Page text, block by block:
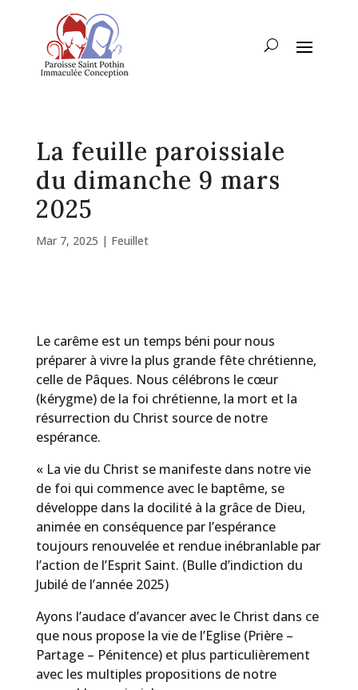
La feuille paroissiale
du dimanche 9 mars
2025
Mar 7, 2025 | Feuillet
Le carême est un temps béni pour nous
préparer à vivre la plus grande fête chrétienne,
celle de Pâques. Nous célébrons le cœur
(kérygme) de la foi chrétienne, la mort et la
résurrection du Christ source de notre
espérance.
« La vie du Christ se manifeste dans notre vie
de foi qui commence avec le baptême, se
développe dans la docilité à la grâce de Dieu,
animée en conséquence par l’espérance
toujours renouvelée et rendue inébranlable par
l’action de l’Esprit Saint. (Bulle d’indiction du
Jubilé de l’année 2025)
Ayons l’audace d’avancer avec le Christ dans ce
que nous propose la vie de l’Eglise (Prière –
Partage – Pénitence) et plus particulièrement
avec les multiples propositions de notre